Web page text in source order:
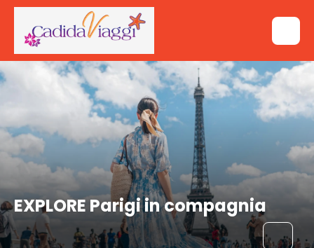
EXPLORE Parigi in compagnia